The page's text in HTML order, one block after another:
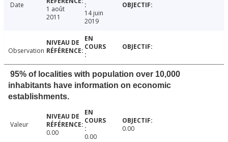
Date
1 août
2011
14 juin
2019
Observation
95% of localities with population over 10,000
inhabitants have information on economic
establishments.
Valeur
0.00
0.00
0.00